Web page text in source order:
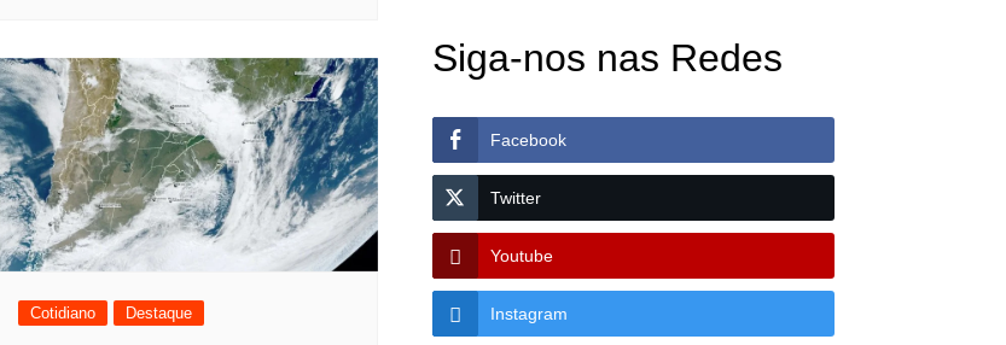
Cotidiano Destaque
Siga-nos nas Redes
Facebook
Twitter
Youtube
Instagram